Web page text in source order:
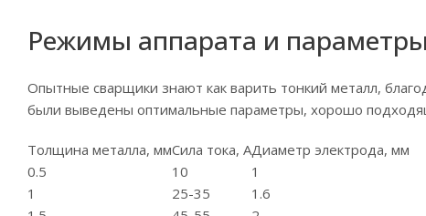
Режимы аппарата и
Опытные сварщики знают как варить тонкий металл,
были выведены оптимальные параметры, хорошо
Толщина металла, ммСила тока, АДиаметр электрода, мм
0.5
10
1
1
25-35
1.6